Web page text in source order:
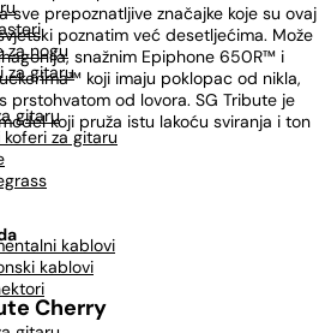
za nogu
za gitaru
gitaru
koferi za gitaru
kablovi
kablovi
sve prepoznatljive značajke koje su ovaj
poznatim već desetljećima. Može
snažnim Epiphone 650R™ i
koji imaju poklopac od nikla,
prstohvatom od lovora. SG Tribute je
koji pruža istu lakoću sviranja i ton
Cherry